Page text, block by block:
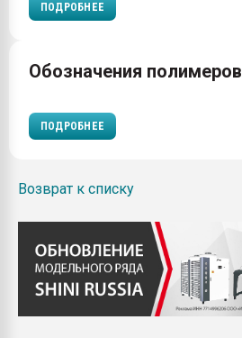
ПОДРОБНЕЕ
Обозначения полимеров
ПОДРОБНЕЕ
Возврат к списку